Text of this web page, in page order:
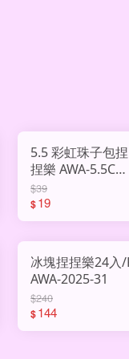
5.5 彩虹珠子包捏
捏樂 AWA-5.5CM-
B
$39
$19
冰塊捏捏樂24入/
AWA-2025-31
$240
$144